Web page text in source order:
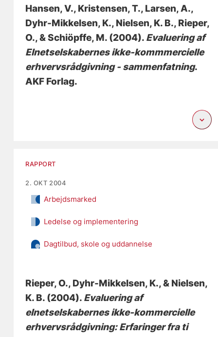
Hansen, V., Kristensen, T., Larsen, A.,
Dyhr-Mikkelsen, K., Nielsen, K. B., Rieper,
O., & Schiöpffe, M. (2004). Evaluering af
Elnetselskabernes ikke-kommmercielle
erhvervsrådgivning - sammenfatning.
AKF Forlag.
RAPPORT
2. OKT 2004
Arbejdsmarked
Ledelse og implementering
Dagtilbud, skole og uddannelse
Rieper, O., Dyhr-Mikkelsen, K., & Nielsen,
K. B. (2004). Evaluering af
elnetselskabernes ikke-kommercielle
erhvervsrådgivning: Erfaringer fra ti